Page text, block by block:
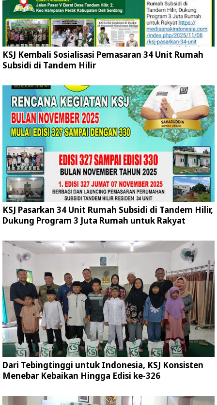
KSJ Kembali Sosialisasi Pemasaran 34 Unit Rumah
Subsidi di Tandem Hilir
KSJ Pasarkan 34 Unit Rumah Subsidi di Tandem Hilir,
Dukung Program 3 Juta Rumah untuk Rakyat
Dari Tebingtinggi untuk Indonesia, KSJ Konsisten
Menebar Kebaikan Hingga Edisi ke-326